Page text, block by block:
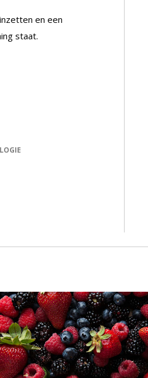
en een
staat.